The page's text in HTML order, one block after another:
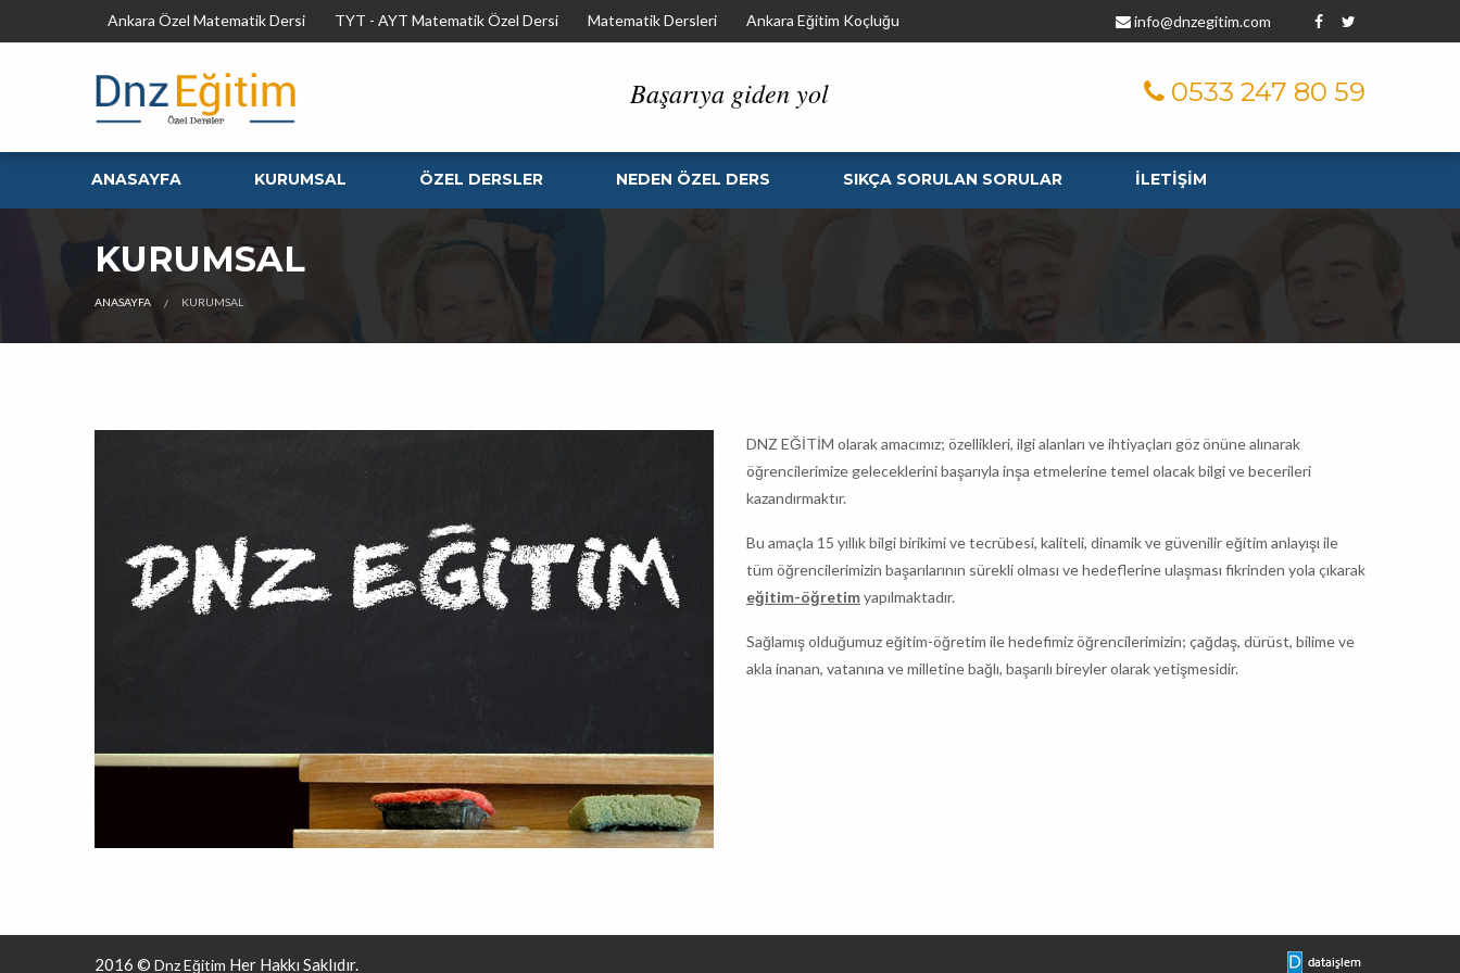
Ankara Özel Matematik Dersi TYT - AYT Matematik Özel Dersi Matematik Dersleri Ankara Eğitim Koçluğu info@dnzegitim.com
Başarıya giden yol 0533 247 80 59
ANASAYFA KURUMSAL ÖZEL DERSLER NEDEN ÖZEL DERS SIKÇA SORULAN SORULAR İLETİŞİM
KURUMSAL
ANASAYFA KURUMSAL
DNZ EĞİTİM olarak amacımız; özellikleri, ilgi alanları ve ihtiyaçları göz önüne alınarak
öğrencilerimize geleceklerini başarıyla inşa etmelerine temel olacak bilgi ve becerileri
kazandırmaktır.
Bu amaçla 15 yıllık bilgi birikimi ve tecrübesi, kaliteli, dinamik ve güvenilir eğitim anlayışı ile
tüm öğrencilerimizin başarılarının sürekli olması ve hedeflerine ulaşması fikrinden yola çıkarak
eğitim-öğretimyapılmaktadır.
Sağlamış olduğumuz eğitim-öğretim ile hedefimiz öğrencilerimizin; çağdaş, dürüst, bilime ve
akla inanan, vatanına ve milletine bağlı, başarılı bireyler olarak yetişmesidir.
2016 © Dnz Eğitim Her Hakkı Saklıdır.